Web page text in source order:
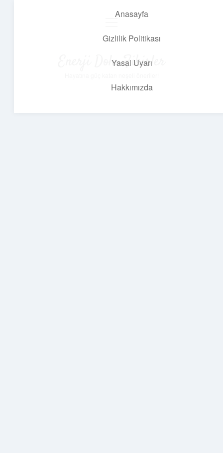
Anasayfa
Gizlilik Politikası
Yasal Uyarı
Hakkımızda
Enerji Dolu Fikirler